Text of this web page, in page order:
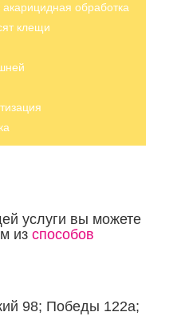
обработка
клещи
услуги вы можете
из способов
98; Победы 122а;